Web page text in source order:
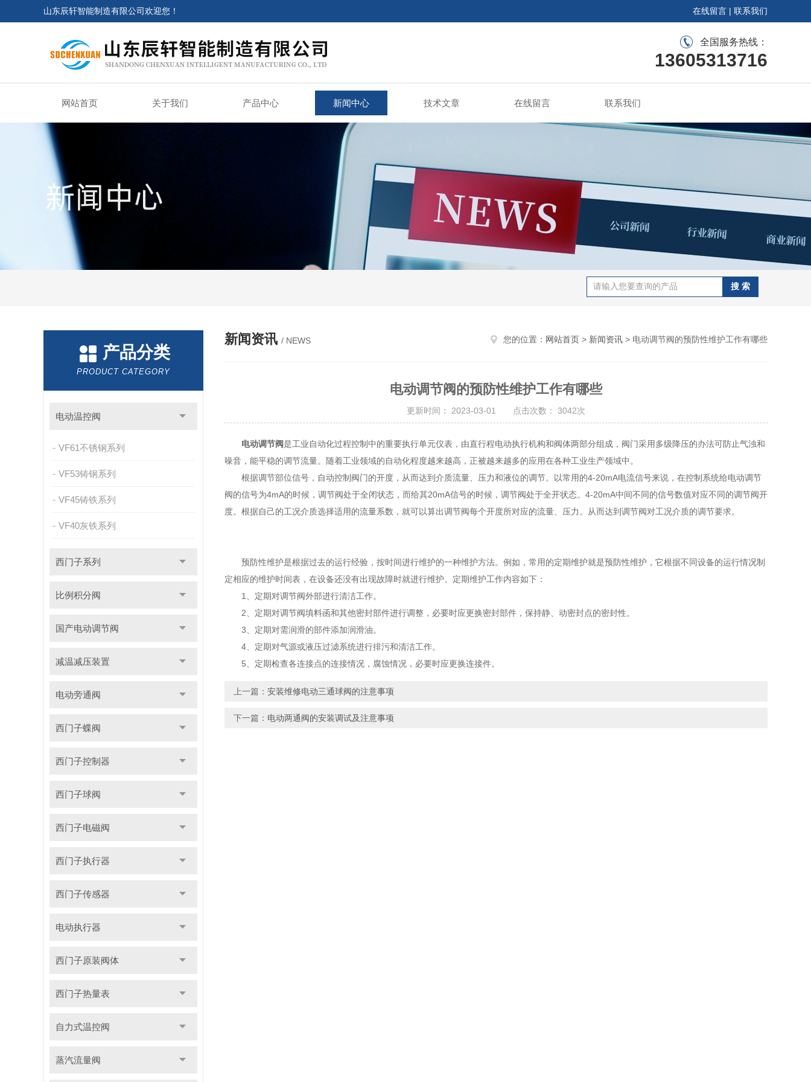
山东辰轩智能制造有限公司欢迎您！ 在线留言 | 联系我们
全国服务热线：
13605313716
网站首页 关于我们 产品中心 新闻中心 技术文章 在线留言 联系我们
新闻资讯 / NEWS 您的位置： 网站首页 > 新闻资讯 > 电动调节阀的预防性维护工作有哪些
电动调节阀的预防性维护工作有哪些
更新时间： 2023-03-01 点击次数： 3042次
电动调节阀是工业自动化过程控制中的重要执行单元仪表，由直行程电动执行机构和阀体两部分组成，阀门采用多级降压的办法可防止气浊和
噪音，能平稳的调节流量。随着工业领域的自动化程度越来越高，正被越来越多的应用在各种工业生产领域中。
根据调节部位信号，自动控制阀门的开度，从而达到介质流量、压力和液位的调节。以常用的4-20mA电流信号来说，在控制系统给电动调节
阀的信号为4mA的时候，调节阀处于全闭状态，而给其20mA信号的时候，调节阀处于全开状态。4-20mA中间不同的信号数值对应不同的调节阀开
度。根据自己的工况介质选择适用的流量系数，就可以算出调节阀每个开度所对应的流量、压力。从而达到调节阀对工况介质的调节要求。
预防性维护是根据过去的运行经验，按时间进行维护的一种维护方法。例如，常用的定期维护就是预防性维护，它根据不同设备的运行情况制
定相应的维护时间表，在设备还没有出现故障时就进行维护。定期维护工作内容如下：
1、定期对调节阀外部进行清洁工作。
2、定期对调节阀填料函和其他密封部件进行调整，必要时应更换密封部件，保持静、动密封点的密封性。
3、定期对需润滑的部件添加润滑油。
4、定期对气源或液压过滤系统进行排污和清洁工作。
5、定期检查各连接点的连接情况，腐蚀情况，必要时应更换连接件。
上一篇： 安装维修电动三通球阀的注意事项
下一篇： 电动两通阀的安装调试及注意事项
产品分类
PRODUCT CATEGORY
电动温控阀
VF61不锈钢系列
VF53铸钢系列
VF45铸铁系列
VF40灰铁系列
西门子系列
比例积分阀
国产电动调节阀
减温减压装置
电动旁通阀
西门子蝶阀
西门子控制器
西门子球阀
西门子电磁阀
西门子执行器
西门子传感器
电动执行器
西门子原装阀体
西门子热量表
自力式温控阀
蒸汽流量阀